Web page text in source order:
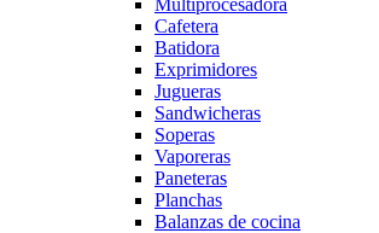
Multiprocesadora
Cafetera
Batidora
Exprimidores
Jugueras
Sandwicheras
Soperas
Vaporeras
Paneteras
Planchas
Balanzas de cocina